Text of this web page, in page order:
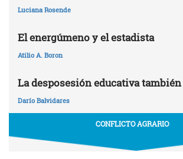
Luciana Rosende
El energúmeno y el estadista
Atilio A. Boron
La desposesión educativa
Darío Balvidares
CONFLICTO AGRARIO